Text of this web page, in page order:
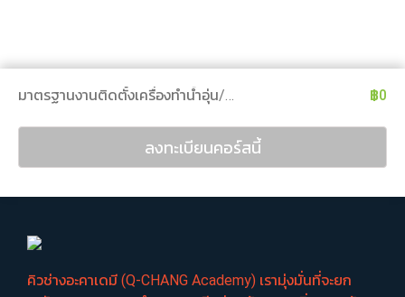
฿0
มาตรฐานงานติดตั้งเครื่องทำน้ำอุ่น/น้ำร้อน
ลงทะเบียนคอร์สนี้
คิวช่างอะคาเดมี (Q-CHANG Academy) เรามุ่งมั่นที่จะยก